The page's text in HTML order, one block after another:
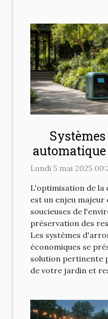
pour
Lundi 5 mai 2025
L'optimisation de la
est un enjeu majeur
soucieuses de
préservation des
Les systèmes
économiques se
solution pertinente
de votre jardin et